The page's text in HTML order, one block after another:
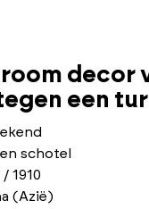
decor
een
schotel
/ 1910
(Azië)